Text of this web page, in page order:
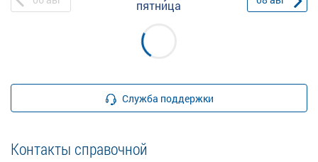
пятница
Служба поддержки
Контакты справочной